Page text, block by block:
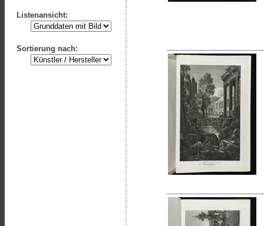
Listenansicht:
Sortierung nach: